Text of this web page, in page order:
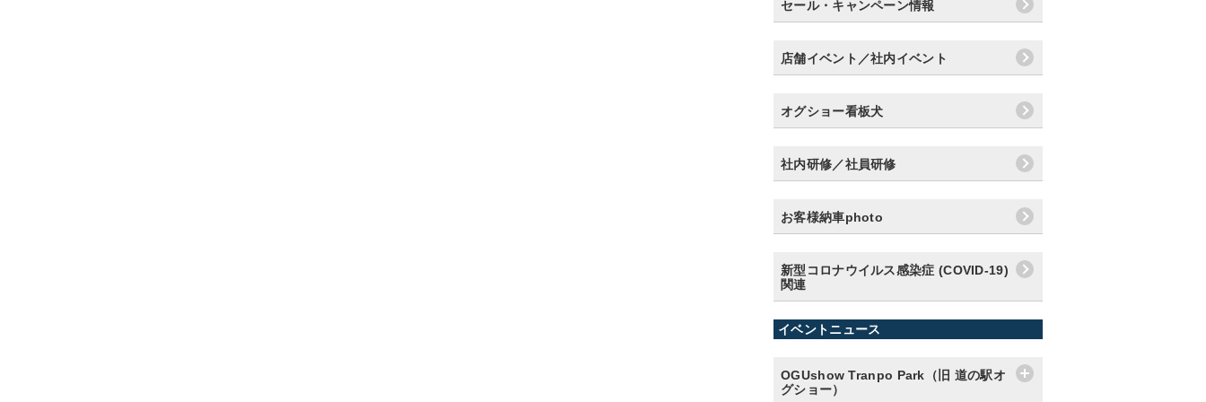
セール・キャンペーン情報
店舗イベント／社内イベント
オグショー看板犬
社内研修／社員研修
お客様納車photo
新型コロナウイルス感染症 (COVID-19)
関連
イベントニュース
OGUshow Tranpo Park（旧 道の駅オ
グショー）